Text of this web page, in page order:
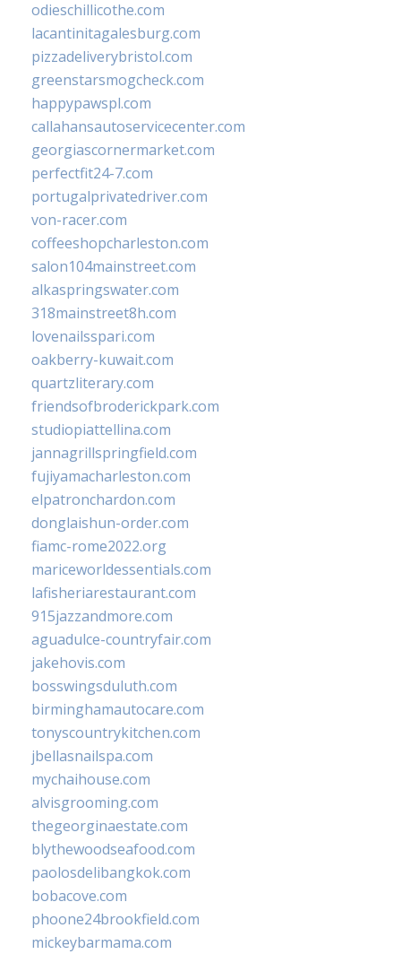
odieschillicothe.com
lacantinitagalesburg.com
pizzadeliverybristol.com
greenstarsmogcheck.com
happypawspl.com
callahansautoservicecenter.com
georgiascornermarket.com
perfectfit24-7.com
portugalprivatedriver.com
von-racer.com
coffeeshopcharleston.com
salon104mainstreet.com
alkaspringswater.com
318mainstreet8h.com
lovenailsspari.com
oakberry-kuwait.com
quartzliterary.com
friendsofbroderickpark.com
studiopiattellina.com
jannagrillspringfield.com
fujiyamacharleston.com
elpatronchardon.com
donglaishun-order.com
fiamc-rome2022.org
mariceworldessentials.com
lafisheriarestaurant.com
915jazzandmore.com
aguadulce-countryfair.com
jakehovis.com
bosswingsduluth.com
birminghamautocare.com
tonyscountrykitchen.com
jbellasnailspa.com
mychaihouse.com
alvisgrooming.com
thegeorginaestate.com
blythewoodseafood.com
paolosdelibangkok.com
bobacove.com
phoone24brookfield.com
mickeybarmama.com